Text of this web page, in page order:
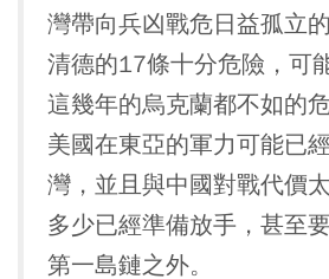
灣帶向兵凶戰危日益孤立
清德的17條十分危險，可
這幾年的烏克蘭都不如的
美國在東亞的軍力可能已
灣，並且與中國對戰代價
多少已經準備放手，甚至
第一島鏈之外。